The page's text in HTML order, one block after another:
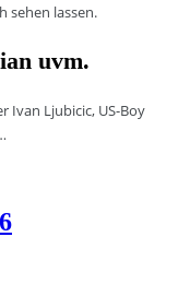
sehen lassen.
uvm.
Ivan Ljubicic, US-Boy